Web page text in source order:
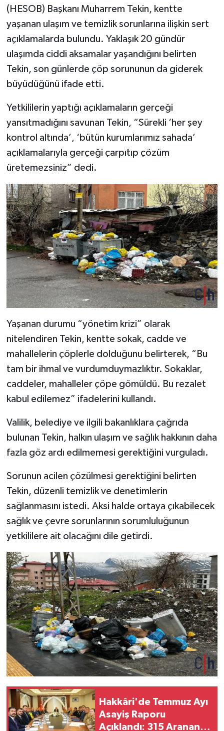
(HESOB) Başkanı Muharrem Tekin, kentte
yaşanan ulaşım ve temizlik sorunlarına ilişkin sert
açıklamalarda bulundu. Yaklaşık 20 gündür
ulaşımda ciddi aksamalar yaşandığını belirten
Tekin, son günlerde çöp sorununun da giderek
büyüdüğünü ifade etti.
Yetkililerin yaptığı açıklamaların gerçeği
yansıtmadığını savunan Tekin, “Sürekli ‘her şey
kontrol altında’, ‘bütün kurumlarımız sahada’
açıklamalarıyla gerçeği çarpıtıp çözüm
üretemezsiniz” dedi.
Yaşanan durumu “yönetim krizi” olarak
nitelendiren Tekin, kentte sokak, cadde ve
mahallelerin çöplerle dolduğunu belirterek, “Bu
tam bir ihmal ve vurdumduymazlıktır. Sokaklar,
caddeler, mahalleler çöpe gömüldü. Bu rezalet
kabul edilemez” ifadelerini kullandı.
Valilik, belediye ve ilgili bakanlıklara çağrıda
bulunan Tekin, halkın ulaşım ve sağlık hakkının daha
fazla göz ardı edilmemesi gerektiğini vurguladı.
Sorunun acilen çözülmesi gerektiğini belirten
Tekin, düzenli temizlik ve denetimlerin
sağlanmasını istedi. Aksi halde ortaya çıkabilecek
sağlık ve çevre sorunlarının sorumluluğunun
yetkililere ait olacağını dile getirdi.
Hakkâri'de Temmuz Ayı
Asayiş Raporu
Açıklandı: 315 Aranan
POLİTİKA
REKLAM
SAĞLIK
SİYASET
SPOR
TARİH
TEKNOLOJİ
YAŞAM